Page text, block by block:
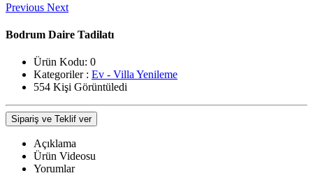
Previous Next
Bodrum Daire Tadilatı
Ürün Kodu: 0
Kategoriler : Ev - Villa Yenileme
554 Kişi Görüntüledi
Sipariş ve Teklif ver
Açıklama
Ürün Videosu
Yorumlar